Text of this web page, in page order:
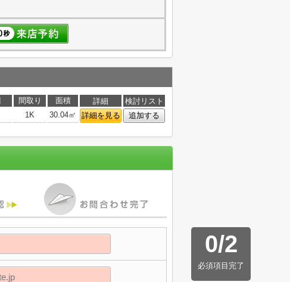
間取り 面積 詳細
検討リスト
1K 30.04㎡ 詳細を見る 追加する
0/2
必須項目完了